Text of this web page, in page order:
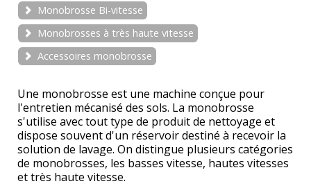
Monobrosse Bi-vitesse
Monobrosses à très haute vitesse
Accessoires monobrosse
Une monobrosse est une machine conçue pour
l'entretien mécanisé des sols. La monobrosse
s'utilise avec tout type de produit de nettoyage et
dispose souvent d'un réservoir destiné à recevoir la
solution de lavage. On distingue plusieurs catégories
de monobrosses, les basses vitesse, hautes vitesses
et très haute vitesse.